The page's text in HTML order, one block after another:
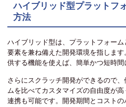
ハイブリッド型プラットフ
方法
ハイブリッド型は、プラットフォー
要素を兼ね備えた開発環境を指しま
供する機能を使えば、簡単かつ短時間
さらにスクラッチ開発ができるので
ムを比べてカスタマイズの自由度が
連携も可能です。開発期間とコスト